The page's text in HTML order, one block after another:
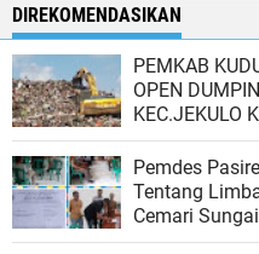
DIREKOMENDASIKAN
PEMKAB KUDUS RESMI
OPEN
KEC.JEKULO
Pemdes
Tentang
Cemari
Tutup